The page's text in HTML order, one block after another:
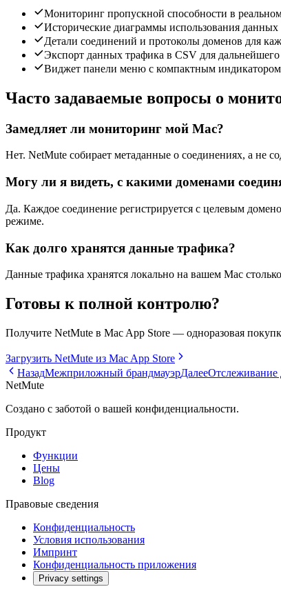
Мониторинг пропускной способности в
Исторические диаграммы использования
Детали соединений и протоколы доменов для
Экспорт данных трафика в CSV для дальнейшего
Виджет панели меню с компактным индикатором
Часто задаваемые вопросы о
Замедляет ли мониторинг мой Mac?
Нет. NetMute собирает метаданные о соединениях, а не
Могу ли я видеть, с какими доменами
Да. Каждое соединение регистрируется с целевым
режиме.
Как долго хранятся данные трафика?
Данные трафика хранятся локально на вашем Mac
Готовы к полной контролю?
Получите NetMute в Mac App Store — одноразовая
Загрузить NetMute из Mac App Store
НазадМежприложный брандмауэрДалееОтслеживание
NetMute
Создано с заботой о вашей конфиденциальности.
Продукт
Функции
Цены
Blog
Правовые сведения
Конфиденциальность
Условия использования
Импринт
Конфиденциальность приложения
Privacy settings